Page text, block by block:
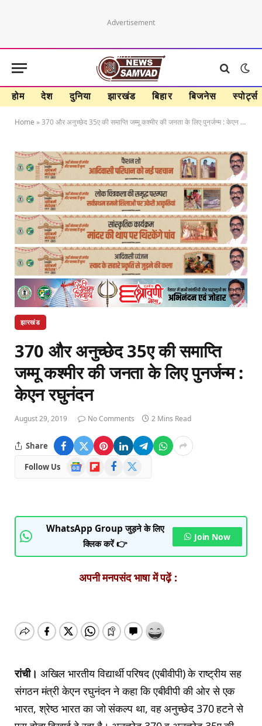
Advertisement
होम देश दुनिया झारखंड बिहार बिजनेस स्पोर्ट्स
Home »370 और अनुच्छेद 35ए की समाप्ति जम्मू कश्मीर की जनता के लिए पुनर्जन्म : केएन रघुनंदन
झारखंड
370 और अनुच्छेद 35ए की समाप्ति
जम्मू कश्मीर की जनता के लिए पुनर्जन्म :
केएन रघुनंदन
August 29, 2019 No Comments 2 Mins Read
Share
Follow Us
Google
News
FlipboardFacebook
WhatsApp Group जुड़ने के लिए
क्लिक करें 👉
Join Now
अपनी मनपसंद भाषा में पढ़ें :
रांची। अखिल भारतीय विद्यार्थी परिषद (एबीवीपी) के राष्ट्रीय सह
संगठन मंत्री केएन रघुनंदन ने कहा कि एबीवीपी की ओर से एक
भारत, श्रेष्ठ भारत का जो संकल्प था, वह अनुच्छेद 370 हटने से